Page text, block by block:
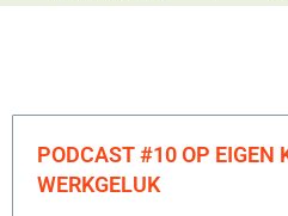
PODCAST #10 OP EIGEN
WERKGELUK